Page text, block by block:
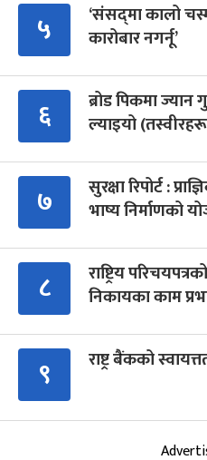
५
‘संसद्‍मा कालो
कारोबार नगर्नू’
६
ब्रोड पिकमा
ल्याइयो
७
सुरक्षा रिपोर्ट :
भाष्य निर्माणको
८
राष्ट्रिय
निकायका काम
९ राष्ट्र बैंकको